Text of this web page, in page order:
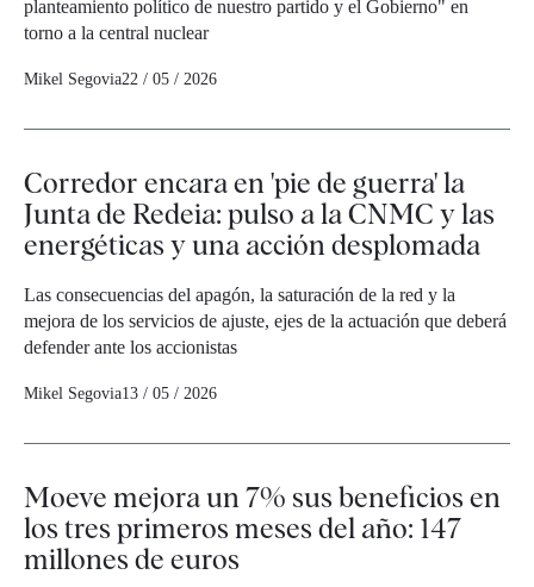
planteamiento político de nuestro partido y el Gobierno" en
torno a la central nuclear
Mikel Segovia22 / 05 / 2026
Corredor encara en 'pie de guerra' la
Junta de Redeia: pulso a la CNMC y las
energéticas y una acción desplomada
Las consecuencias del apagón, la saturación de la red y la
mejora de los servicios de ajuste, ejes de la actuación que deberá
defender ante los accionistas
Mikel Segovia13 / 05 / 2026
Moeve mejora un 7% sus beneficios en
los tres primeros meses del año: 147
millones de euros